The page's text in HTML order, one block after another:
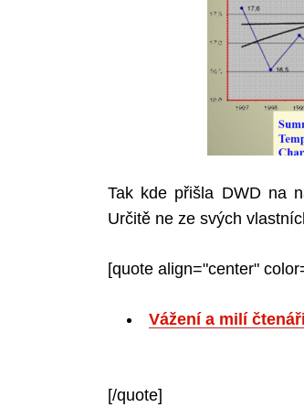
Tak kde přišla DWD na
Určitě ne ze svých
[quote align="center"
Vážení a milí
[/quote]